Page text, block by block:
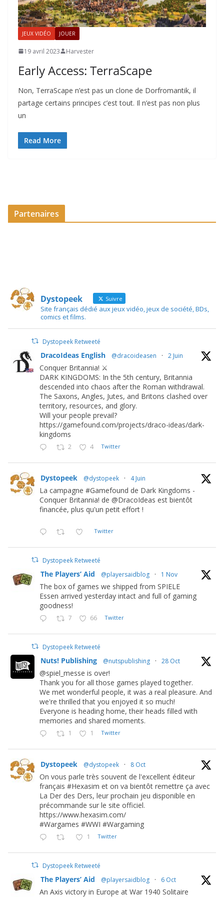
JEUX VIDÉO JOUER
19 avril 2023 Harvester
Early Access: TerraScape
Non, TerraScape n’est pas un clone de Dorfromantik, il
partage certains principes c’est tout. Il n’est pas non plus
un
Read More
Partenaires
Dystopeek Suivre
Site français dédié aux jeux vidéo, jeux de société, BDs,
comics et films.
Dystopeek Retweeté
DracoIdeas English @dracoideasen · 2 Juin
Conquer Britannia! ⚔️
DARK KINGDOMS: In the 5th century, Britannia
descended into chaos after the Roman withdrawal.
The Saxons, Angles, Jutes, and Britons clashed over
territory, resources, and glory.
Will your people prevail?
https://gamefound.com/projects/draco-ideas/dark-
kingdoms
2 4 Twitter
Dystopeek @dystopeek · 4 Juin
La campagne #Gamefound de Dark Kingdoms -
Conquer Britannia! de @DracoIdeas est bientôt
financée, plus qu'un petit effort !
Twitter
Dystopeek Retweeté
The Players’ Aid @playersaidblog · 1 Nov
The box of games we shipped from SPIELE
Essen arrived yesterday intact and full of gaming
goodness!
7 66 Twitter
Dystopeek Retweeté
Nuts! Publishing @nutspublishing · 28 Oct
@spiel_messe is over!
Thank you for all those games played together.
We met wonderful people, it was a real pleasure. And
we're thrilled that you enjoyed it so much!
Everyone is heading home, their heads filled with
memories and shared moments.
1 1 Twitter
Dystopeek @dystopeek · 8 Oct
On vous parle très souvent de l'excellent éditeur
français #Hexasim et on va bientôt remettre ça avec
La Der des Ders, leur prochain jeu disponible en
précommande sur le site officiel.
https://www.hexasim.com/
#Wargames #WWI #Wargaming
1 Twitter
Dystopeek Retweeté
The Players’ Aid @playersaidblog · 6 Oct
An Axis victory in Europe at War 1940 Solitaire